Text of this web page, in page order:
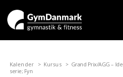
Kalender Kursus
Grand Prix/AGG –
serie; Fyn